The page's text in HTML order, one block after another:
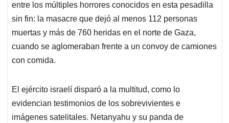
A
p
p
o
o
k
d
I
n
d
s
entre los múltiples horrores conocidos en esta pesadilla
sin fin: la masacre que dejó al menos 112 personas
muertas y más de 760 heridas en el norte de Gaza,
cuando se aglomeraban frente a un convoy de camiones
con comida.
El ejército israelí disparó a la multitud, como lo
evidencian testimonios de los sobrevivientes e
imágenes satelitales. Netanyahu y su panda de